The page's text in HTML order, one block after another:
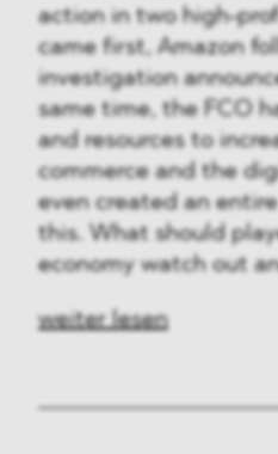
action in two high-
came first, Amazon
investigation
same time, the FCO
and resources to
commerce and the
even created an
this. What should
economy watch out
weiter lesen